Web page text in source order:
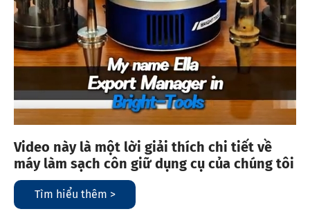
Video này là một lời giải thích chi tiết về
máy làm sạch côn giữ dụng cụ của chúng tôi
Tìm hiểu thêm >